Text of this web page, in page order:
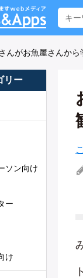
んがお魚屋さんか
リー
ソン向け
ー
け